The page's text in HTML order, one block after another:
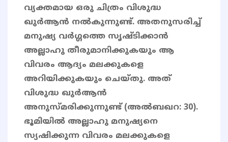
വ്യക്തമായ ഒരു ചിത്രം വിശുദ്ധ
ഖുർആൻ നൽകുന്നുണ്ട്. അതനുസരിച്ച്
മനുഷ്യ വർഗ്ഗത്തെ സൃഷ്ടിക്കാൻ
അല്ലാഹു തീരുമാനിക്കുകയും ആ
വിവരം ആദ്യം മലക്കുകളെ
അറിയിക്കുകയും ചെയ്തു. അത്
വിശുദ്ധ ഖുർആൻ
അനുസ്മരിക്കുന്നുണ്ട് (അൽബഖറ: 30).
ഭൂമിയിൽ അല്ലാഹു മനുഷ്യനെ
സ്യഷിക്കുന്ന വിവരം മലക്കുകളെ